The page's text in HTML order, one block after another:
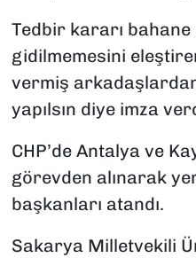
Tedbir kararı
gidilmemesini
vermiş
yapılsın diye imza
CHP’de Antalya ve
görevden alınarak
başkanları atandı.
Sakarya Milletvekili